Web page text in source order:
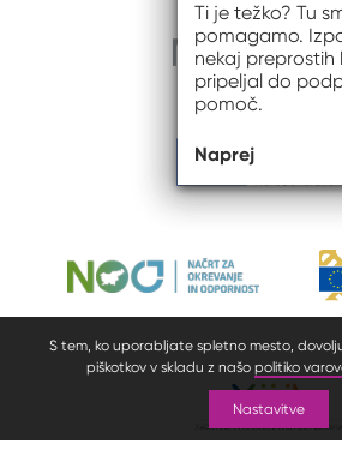
S tem, ko uporabljate spletno mesto,
piškotkov v skladu z našo politiko
Nastavitve
Ti je težko? Tu
pomagamo.
nekaj preprostih
pripeljal do
pomoč.
Naprej